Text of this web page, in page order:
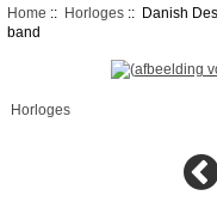
Home :: Horloges:: Danish
band
Horloges